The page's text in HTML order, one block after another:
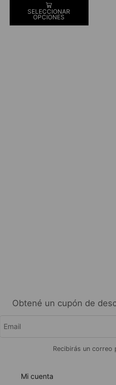
SELECCIONAR
OPCIONES
Obtené un cupón de
Recibirás un correo
Mi cuenta